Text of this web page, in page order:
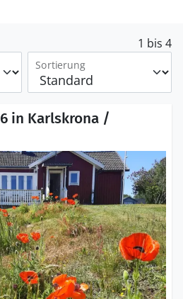
1 bis 4
Sortierung
in Karlskrona /